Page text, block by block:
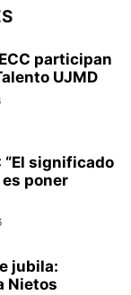
participan
UJMD
“El significado
poner
jubila:
Nietos